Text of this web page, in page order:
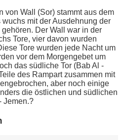
von Wall (Sor) stammt aus dem
mit der Ausdehnung der
Der Wall war in der
Tore, vier davon wurden
Tore wurden jede Nacht um
vor dem Morgengebet um
das südliche Tor (Bab Al -
des Rampart zusammen mit
aber noch einige
die östlichen und südlichen
Jemen.?